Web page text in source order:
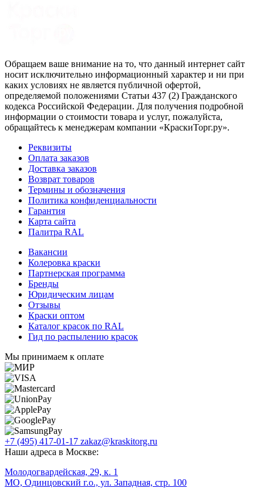
Обращаем ваше внимание на то, что данный интернет сайт
носит исключительно информационный характер и ни при
каких условиях не является публичной офертой,
определяемой положениями Статьи 437 (2) Гражданского
кодекса Российской Федерации. Для получения подробной
информации о стоимости товара и услуг, пожалуйста,
обращайтесь к менеджерам компании «КраскиТорг.ру».
Реквизиты
Оплата заказов
Доставка заказов
Возврат товаров
Термины и обозначения
Политика конфиденциальности
Гарантия
Карта сайта
Палитра RAL
Вакансии
Колеровка краски
Партнерская программа
Бренды
Юридическим лицам
Отзывы
Краски оптом
Каталог красок по RAL
Гид по распылению красок
Мы принимаем к оплате
+7 (495) 417-01-17 zakaz@kraskitorg.ru
Наши адреса в Москве:
Молодогвардейская, 29, к. 1
МО, Одинцовский г.о., ул. Западная, стр. 100